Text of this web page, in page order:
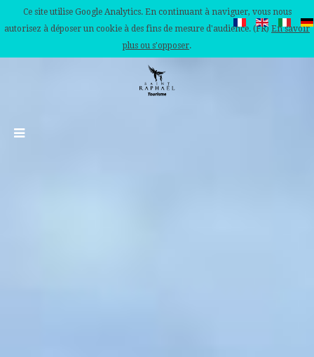
Ce site utilise Google Analytics. En continuant à naviguer, vous nous
autorisez à déposer un cookie à des fins de mesure d'audience. (FR) En savoir
plus ou s'opposer.